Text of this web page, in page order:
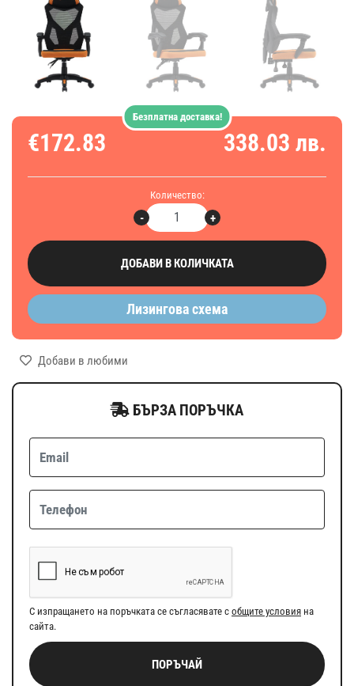
€172.83 338.03 лв.
Количество:
+
-
ДОБАВИ В КОЛИЧКАТА
Безплатна доставка!
Лизингова схема
Добави в любими
БЪРЗА ПОРЪЧКА
С изпращането на поръчката се съгласявате с общите условия на
сайта.
ПОРЪЧАЙ